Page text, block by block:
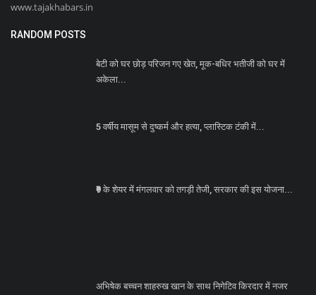
www.tajakhabars.in
RANDOM POSTS
बेटी को घर छोड़ परिजन गए खेत, मूक-बधिर भतीजी को घर में
अकेला...
5 वर्षीय मासूम से दुष्कर्म और हत्या, प्लास्टिक टंकी में...
₹9 के शेयर में मंगलवार को तगड़ी तेजी, सरकार की इस योजना...
अभिषेक बच्चन शाहरुख खान के साथ निगेटिव किरदार में नजर